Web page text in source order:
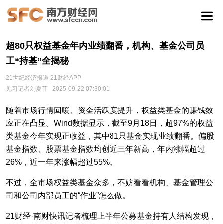
超80只权益基金年内业绩翻番，机构、基金公司员
工“持基”全揭秘
21世纪经济报道 21财经APP
见习记者刘夏菲
2025-09-22 07:30:01
随着市场行情回暖、资金活跃度提升，权益类基金的赚钱效
应正在凸显。Wind数据显示，截至9月18日，超97%的权益
类基金今年实现正收益，其中81只基金实现业绩翻番。偏股
基金指数、股票基金指数均创近三年新高，年内涨幅超过
26%，近一年来涨幅超过55%。
不过，全市场权益类基金众多，不妨看看机构、基金管理公
司和公司内部员工的“作业”怎么做。
21财经·南财快讯记者梳理上半年公募基金持有人结构发现，